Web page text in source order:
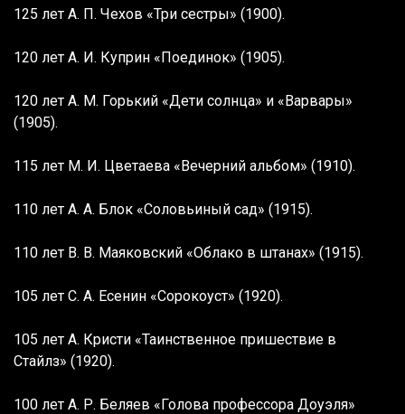
125 лет А. П. Чехов «Три сестры» (1900).
120 лет А. И. Куприн «Поединок» (1905).
120 лет А. М. Горький «Дети солнца» и «Варвары»
(1905).
115 лет М. И. Цветаева «Вечерний альбом» (1910).
110 лет А. А. Блок «Соловьиный сад» (1915).
110 лет В. В. Маяковский «Облако в штанах» (1915).
105 лет С. А. Есенин «Сорокоуст» (1920).
105 лет А. Кристи «Таинственное пришествие в
Стайлз» (1920).
100 лет А. Р. Беляев «Голова профессора Доуэля»